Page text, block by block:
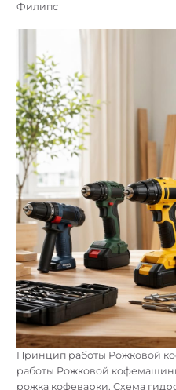
Филипс
Принцип работы Рожковой
работы Рожковой
рожка кофеварки. Схема
Найти: